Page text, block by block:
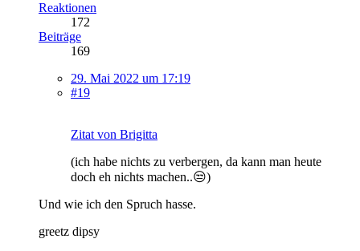
Reaktionen
172
Beiträge
169
29. Mai 2022 um 17:19
#19
Zitat von Brigitta
(ich habe nichts zu verbergen, da kann man heute
doch eh nichts machen..😒)
Und wie ich den Spruch hasse.
greetz dipsy